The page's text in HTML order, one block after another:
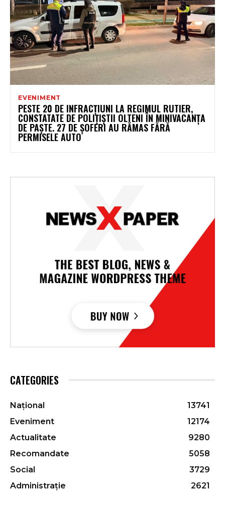
EVENIMENT
PESTE 20 DE INFRACȚIUNI LA REGIMUL RUTIER,
CONSTATATE DE POLIȚIȘTII OLTENI ÎN MINIVACANȚA
DE PAȘTE. 27 DE ȘOFERI AU RĂMAS FĂRĂ
PERMISELE AUTO
CATEGORIES
Național
13741
Eveniment
12174
Actualitate
9280
Recomandate
5058
Social
3729
Administrație
2621